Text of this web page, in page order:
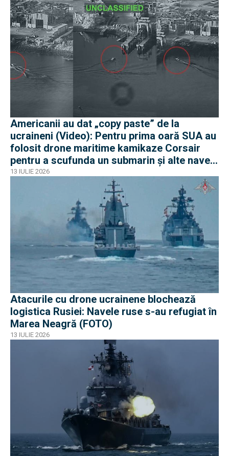
Americanii au dat „copy paste” de la
ucraineni (Video): Pentru prima oară SUA au
folosit drone maritime kamikaze Corsair
pentru a scufunda un submarin și alte nave
iraniene
13 IULIE 2026
Atacurile cu drone ucrainene blochează
logistica Rusiei: Navele ruse s-au refugiat în
Marea Neagră (FOTO)
13 IULIE 2026